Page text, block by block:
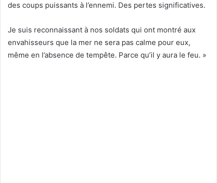
des coups puissants à l’ennemi. Des pertes significatives.
Je suis reconnaissant à nos soldats qui ont montré aux
envahisseurs que la mer ne sera pas calme pour eux,
même en l’absence de tempête. Parce qu’il y aura le feu. »